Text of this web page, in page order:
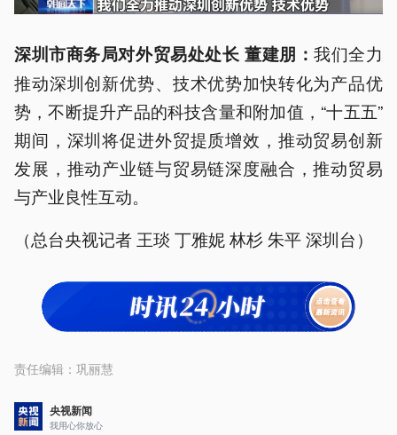
深圳市商务局对外贸易处处长 董建朋：我们全力
推动深圳创新优势、技术优势加快转化为产品优
势，不断提升产品的科技含量和附加值，“十五五”
期间，深圳将促进外贸提质增效，推动贸易创新
发展，推动产业链与贸易链深度融合，推动贸易
与产业良性互动。
（总台央视记者 王琰 丁雅妮 林杉 朱平 深圳台）
责任编辑： 巩丽慧
央视新闻
我用心你放心